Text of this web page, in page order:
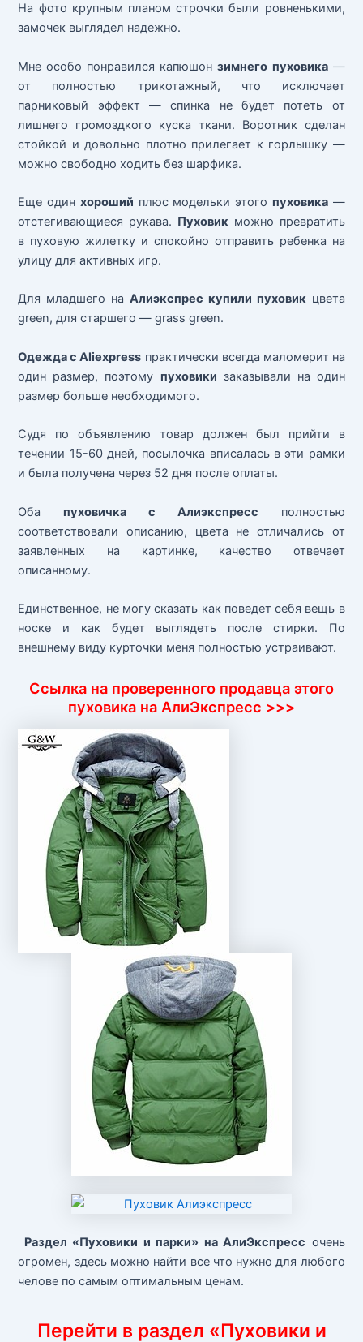
На фото крупным планом строчки были ровненькими,
замочек выглядел надежно.
Мне особо понравился капюшон зимнего пуховика—
от полностью трикотажный, что исключает
парниковый эффект — спинка не будет потеть от
лишнего громоздкого куска ткани. Воротник сделан
стойкой и довольно плотно прилегает к горлышку —
можно свободно ходить без шарфика.
Еще один хороший плюс модельки этого пуховика—
отстегивающиеся рукава. Пуховик можно превратить
в пуховую жилетку и спокойно отправить ребенка на
улицу для активных игр.
Для младшего на Алиэкспрес купили пуховикцвета
green, для старшего — grass green.
Одежда с Aliexpress практически всегда маломерит на
один размер, поэтому пуховики заказывали на один
размер больше необходимого.
Судя по объявлению товар должен был прийти в
течении 15-60 дней, посылочка вписалась в эти рамки
и была получена через 52 дня после оплаты.
Обапуховичка с Алиэкспресс полностью
соответствовали описанию, цвета не отличались от
заявленных на картинке, качество отвечает
описанному.
Единственное, не могу сказать как поведет себя вещь в
носке и как будет выглядеть после стирки. По
внешнему виду курточки меня полностью устраивают.
Ссылка на проверенного продавца этого
пуховика на АлиЭкспресс >>>
Раздел «Пуховики и парки» на АлиЭкспресс очень
огромен, здесь можно найти все что нужно для любого
челове по самым оптимальным ценам.
Перейти в раздел «Пуховики и